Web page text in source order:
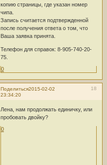
копию страницы, где указан номер
чипа.
Запись считается подтвержденной
после получения ответа о том, что
Ваша заявка принята.
Телефон для справок: 8-905-740-20-
75.
0
Поделиться 18
2015-02-02
23:34:20
Лена, нам продолжать единичку, или
пробовать двойку?
0